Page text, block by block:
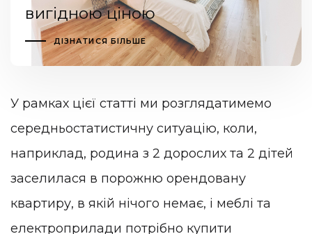
вигідною ціною
ДІЗНАТИСЯ БІЛЬШЕ
У рамках цієї статті ми розглядатимемо
середньостатистичну ситуацію, коли,
наприклад, родина з 2 дорослих та 2 дітей
заселилася в порожню орендовану
квартиру, в якій нічого немає, і меблі та
електроприлади потрібно купити